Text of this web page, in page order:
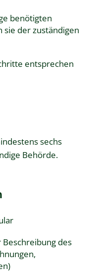
benötigten
sie der zuständigen
entsprechen
sechs
Behörde.
des